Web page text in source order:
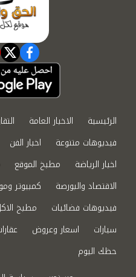
الرئيسية الاخبار العامة
فيديوهات متنوعة
اخبار الفن
اخبار الرياضة
مطبخ الموقع
الاقتصاد والبورصة
كمبيوتر
فيديوهات فضائيات
مطبخ
سيارات
اسعار وعروض
حظك اليوم